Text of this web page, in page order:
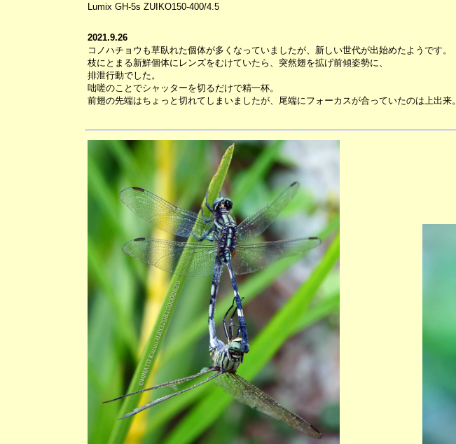
Lumix GH-5s ZUIKO150-400/4.5
2021.9.26
コノハチョウも草臥れた個体が多くなっていましたが、新しい世代が出始めたようです。
枝にとまる新鮮個体にレンズをむけていたら、突然翅を拡げ前傾姿勢に、
排泄行動でした。
咄嗟のことでシャッターを切るだけで精一杯。
前翅の先端はちょっと切れてしまいましたが、尾端にフォーカスが合っていたのは上出来。